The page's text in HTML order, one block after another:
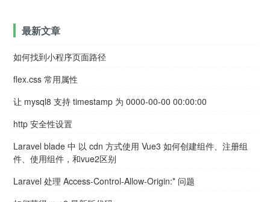
最新文章
如何找到小程序页面路径
flex.css 常用属性
让 mysql8 支持 timestamp 为 0000-00-00 00:00:00
http 安全性设置
Laravel blade 中 以 cdn 方式使用 Vue3 如何创建组件、注册组
件、使用组件，和vue2区别
Laravel 处理 Access-Control-Allow-Origin:* 问题